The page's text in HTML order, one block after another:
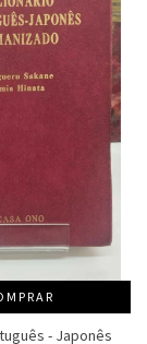
- Japonês